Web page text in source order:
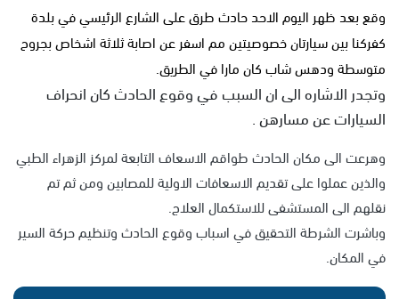
وقع بعد ظهر اليوم الاحد حادث طرق على الشارع الرئيسي في بلدة
كفركنا بين سيارتان خصوصيتين مم اسفر عن اصابة ثلاثة اشخاص بجروح
متوسطة ودهس شاب كان مارا في الطريق.
وتجدر الاشاره الى ان السبب في وقوع الحادث كان انحراف
السيارات عن مسارهن .
وهرعت الى مكان الحادث طواقم الاسعاف التابعة لمركز الزهراء الطبي
والذين عملوا على تقديم الاسعافات الاولية للمصابين ومن ثم تم
نقلهم الى المستشفى للاستكمال العلاج.
وباشرت الشرطة التحقيق في اسباب وقوع الحادث وتنظيم حركة السير
في المكان.